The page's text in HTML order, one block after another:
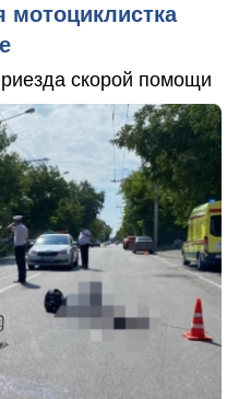
мотоциклистка
скорой помощи